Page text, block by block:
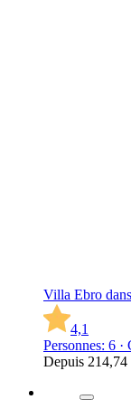
Villa Ebro
4,1
Personnes: 6 ·
Depuis 214,74